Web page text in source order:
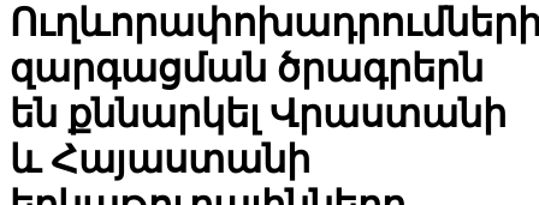
զարգացման ծրագրերն
են քննարկել Վրաստանի
և Հայաստանի